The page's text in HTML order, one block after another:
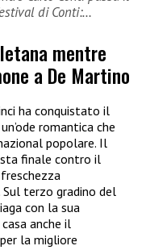
di Conti:…
mentre
a De Martino
ha conquistato il
romantica che
popolare. Il
finale contro il
Sul terzo gradino del
con la sua
anche il
la migliore